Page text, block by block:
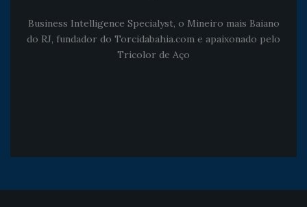
Business Intelligence Specialyst, o Mineiro mais Baiano
do RJ, fundador do Torcidabahia.com e apaixonado pelo
Tricolor de Aço